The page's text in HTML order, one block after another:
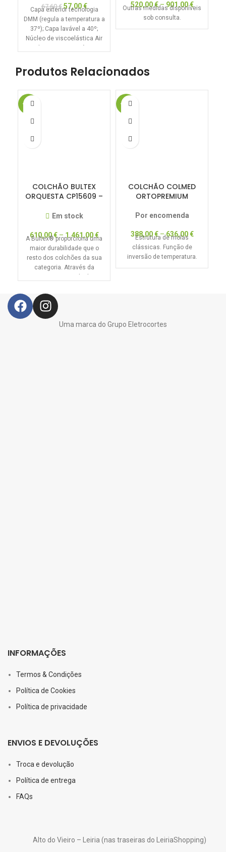
67,60€ 57,00€
Capa exterior tecnologia
DMM (regula a temperatura a
37º); Capa lavável a 40º;
Núcleo de viscoelástica Air
Feel; Suporte ergonómico;
520,00€–901,00€
Outras medidas disponíveis
sob consulta.
Produtos Relacionados
-50%
COLCHÃO BULTEX
ORQUESTA CP15609 –
50% DESCONTO
Em stock
610,00€– 1.461,00€
A Bultex® proporciona uma
maior durabilidade que o
resto dos colchões da sua
categoria. Através da
primeira Camada de
-20%
COLCHÃO COLMED
ORTOPREMIUM
Por encomenda
388,00€–636,00€
Estrutura de molas
clássicas. Função de
inversão de temperatura.
Uma marca do Grupo Eletrocortes
INFORMAÇÕES
Termos & Condições
Política de Cookies
Política de privacidade
ENVIOS E DEVOLUÇÕES
Troca e devolução
Política de entrega
FAQs
Alto do Vieiro – Leiria (nas traseiras do LeiriaShopping)